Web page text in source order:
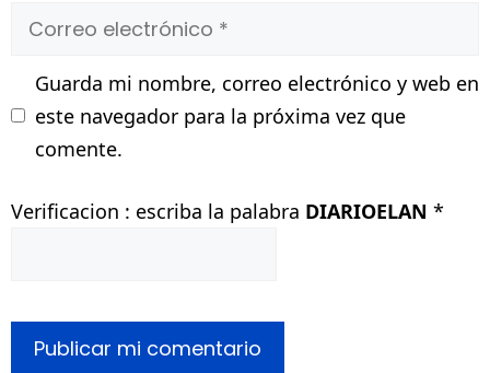
Correo
Guarda mi nombre, correo electrónico y web en
este navegador para la próxima vez que
comente.
Verificacion : escriba la palabra DIARIOELAN *